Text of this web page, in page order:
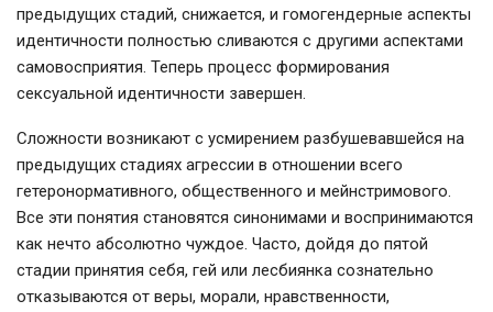
предыдущих стадий, снижается, и гомогендерные аспекты
идентичности полностью сливаются с другими аспектами
самовосприятия. Теперь процесс формирования
сексуальной идентичности завершен.
Сложности возникают с усмирением разбушевавшейся на
предыдущих стадиях агрессии в отношении всего
гетеронормативного, общественного и мейнстримового.
Все эти понятия становятся синонимами и воспринимаются
как нечто абсолютно чуждое. Часто, дойдя до пятой
стадии принятия себя, гей или лесбиянка сознательно
отказываются от веры, морали, нравственности,